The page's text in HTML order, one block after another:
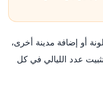
أو إضافة مدينة أخرى،
عدد الليالي في كل